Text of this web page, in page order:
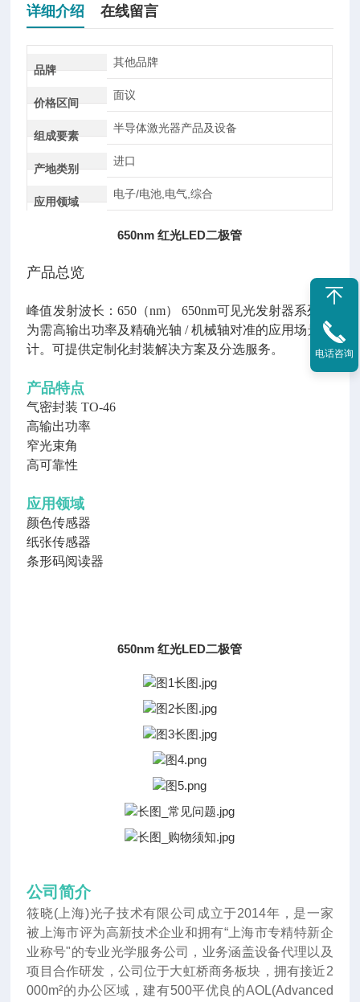
详细介绍 在线留言
品牌
其他品牌
价格区间
面议
组成要素
半导体激光器产品及设备
产地类别
进口
应用领域
电子/电池,电气,综合
650nm 红光LED二极管
产品总览
峰值发射波长： 650（nm） 650nm可见光发射器系列专
为需高输出功率及精确光轴 / 机械轴对准的应用场景设
计。可提供定制化封装解决方案及分选服务。
产品特点
气密封装 TO-46
高输出功率
窄光束角
高可靠性
应用领域
颜色传感器
纸张传感器
条形码阅读器
650nm 红光LED二极管
公司简介
筱晓(上海)光子技术有限公司成立于2014年 ， 是一家
被上海市评为高新技术企业和拥有“上海市专精特新企
业称号"的专业光学服务公司，业务涵盖设备代理以及
项目合作研发，公司位于大虹桥商务板块，拥有接近2
000m²的办公区域，建有500平优良的AOL(Advanced
电话咨询